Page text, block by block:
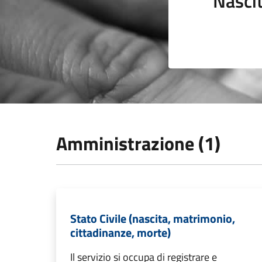
Amministrazione (1)
Stato Civile (nascita, matrimonio,
cittadinanze, morte)
Il servizio si occupa di registrare e